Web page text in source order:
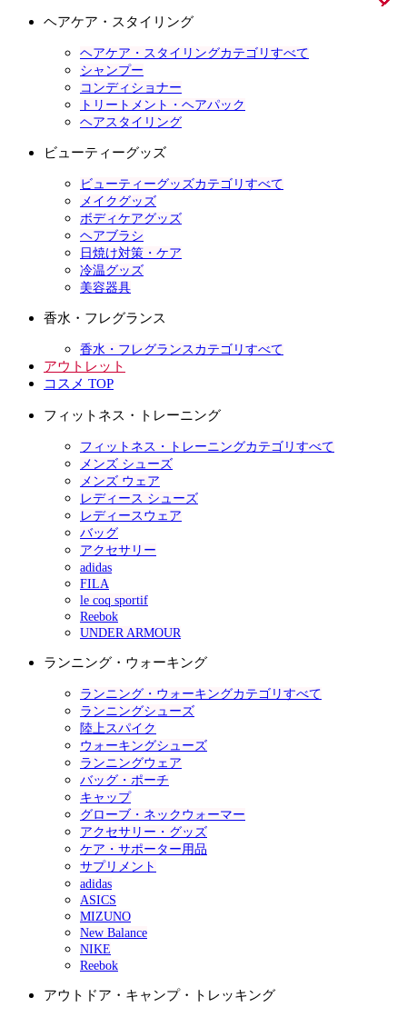
ヘアケア・スタイリング
ヘアケア・スタイリングカテゴリすべて
シャンプー
コンディショナー
トリートメント・ヘアパック
ヘアスタイリング
ビューティーグッズ
ビューティーグッズカテゴリすべて
メイクグッズ
ボディケアグッズ
ヘアブラシ
日焼け対策・ケア
冷温グッズ
美容器具
香水・フレグランス
香水・フレグランスカテゴリすべて
アウトレット
コスメ TOP
フィットネス・トレーニング
フィットネス・トレーニングカテゴリすべて
メンズ シューズ
メンズ ウェア
レディース シューズ
レディースウェア
バッグ
アクセサリー
adidas
FILA
le coq sportif
Reebok
UNDER ARMOUR
ランニング・ウォーキング
ランニング・ウォーキングカテゴリすべて
ランニングシューズ
陸上スパイク
ウォーキングシューズ
ランニングウェア
バッグ・ポーチ
キャップ
グローブ・ネックウォーマー
アクセサリー・グッズ
ケア・サポーター用品
サプリメント
adidas
ASICS
MIZUNO
New Balance
NIKE
Reebok
アウトドア・キャンプ・トレッキング